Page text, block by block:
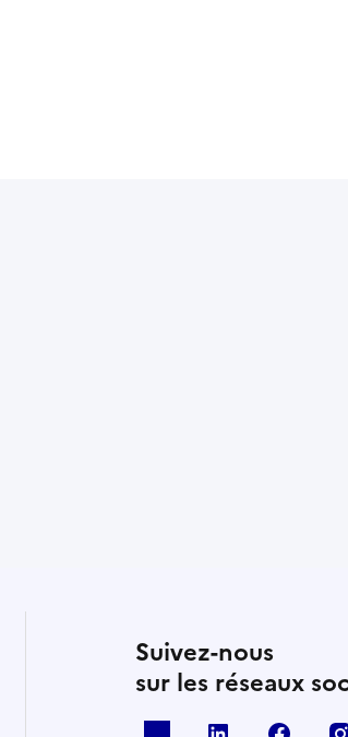
Suivez-nous
sur les réseaux